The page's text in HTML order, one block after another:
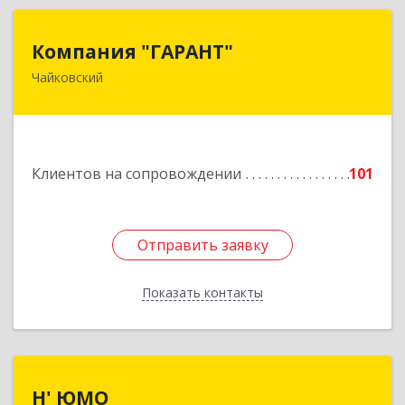
Компания "ГАРАНТ"
Чайковский
Клиентов на сопровождении 101
Отправить заявку
Показать контакты
617760, Пермский край, Чайковский г, Карла
Отправить заявку
Назад
Н' ЮМО